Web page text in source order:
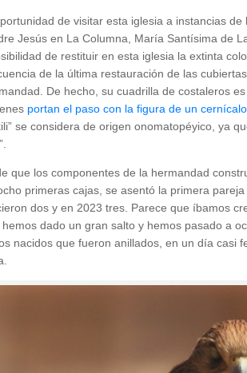
de visitar esta iglesia a instancias
Jesús en La Columna, María Santísima de
de restituir en esta iglesia la extinta
de la última restauración de las
De hecho, su cuadrilla de costaleros
portan el paso con la figura de un
se considera de origen onomatopéyico, ya
que los componentes de la hermandad
primeras cajas, se asentó la primera
dos y en 2023 tres. Parece que íbamos
dado un gran salto y hemos pasado a
nacidos que fueron anillados, en un día casi